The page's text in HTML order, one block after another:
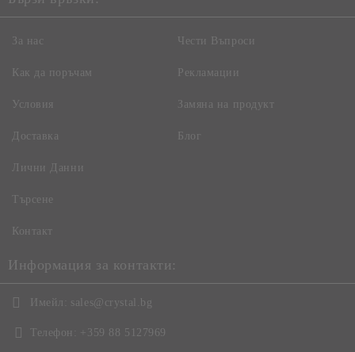
За нас
Как да поръчам
Условия
Доставка
Чести Въпроси
Рекламации
Замяна на продукт
Блог
Лични Данни
Търсене
Контакт
Информация за контакти:
Имейл: sales@crystal.bg
Телефон: +359 88 5127969